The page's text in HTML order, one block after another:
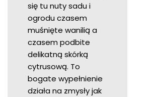
się tu nuty sadu i
ogrodu czasem
muśnięte wanilią a
czasem podbite
delikatną skórką
cytrusową. To
bogate wypełnienie
działa na zmysły jak